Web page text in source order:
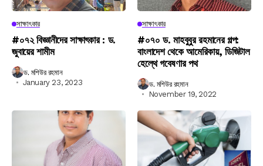
সাক্ষাৎকার
#০৭২ বিজ্ঞানীদের সাক্ষাৎকার : ড.
জুবায়ের শামীম
ড. মশিউর রহমান
January 23, 2023
সাক্ষাৎকার
#০৭০ ড. মাহবুবুর রহমানের গল্প:
বাংলাদেশ থেকে আমেরিকায়, ডিজিটাল
হেল্থে গবেষণার পথ
ড. মশিউর রহমান
November 19, 2022